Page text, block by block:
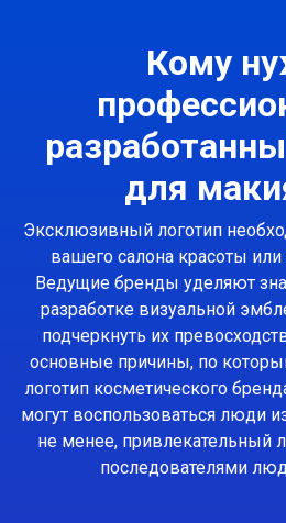
Кому
для
Эксклюзивный логотип
вашего салона красоты
Ведущие бренды уделяют
разработке визуальной
подчеркнуть их
основные причины, по
логотип косметического
могут воспользоваться люди
не менее, привлекательный
последователями